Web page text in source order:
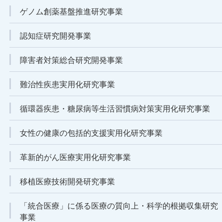
ゲノム創薬基盤推進研究事業
認知症研究開発事業
障害者対策総合研究開発事業
難治性疾患実用化研究事業
循環器疾患・糖尿病等生活習慣病対策実用化研究事業
女性の健康の包括的支援実用化研究事業
革新的がん医療実用化研究事業
移植医療技術開発研究事業
「統合医療」に係る医療の質向上・科学的根拠収集研究
事業